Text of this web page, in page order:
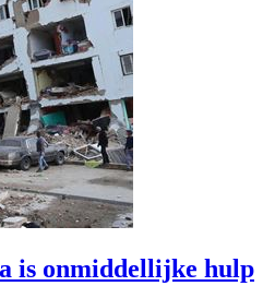
is onmiddellijke hulp